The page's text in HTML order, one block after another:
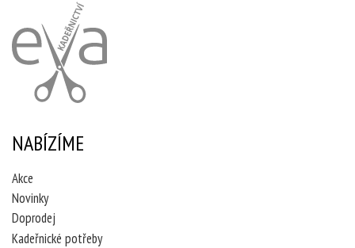
NABÍZÍME
Akce
Novinky
Doprodej
Kadeřnické potřeby